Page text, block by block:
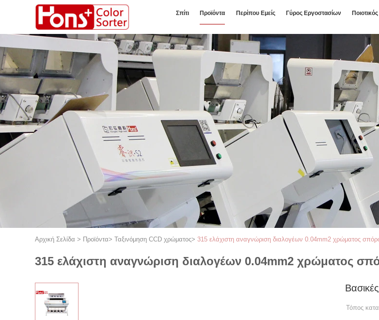
Σπίτι Προϊόντα Περίπου Εμείς Γύρος Εργοστασίων
Αρχική Σελίδα > Προϊόντα> Ταξινόμηση CCD χρώματος> 315 ελάχιστη αναγνώριση διαλογέων 0.04mm2 χρώματος
315 ελάχιστη αναγνώριση διαλογέων 0.04mm2 χρώματος
Τόπος